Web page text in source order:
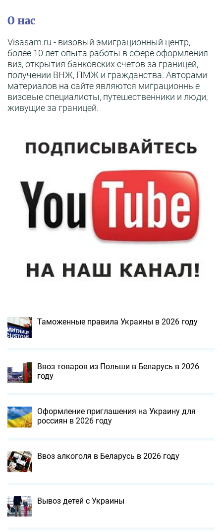
О нас
Visasam.ru - визовый эмиграционный центр,
более 10 лет опыта работы в сфере оформления
виз, открытия банковских счетов за границей,
получении ВНЖ, ПМЖ и гражданства. Авторами
материалов на сайте являются миграционные
визовые специалисты, путешественники и люди,
живущие за границей.
Таможенные правила Украины в 2026 году
Ввоз товаров из Польши в Беларусь в 2026
году
Оформление приглашения на Украину для
россиян в 2026 году
Ввоз алкоголя в Беларусь в 2026 году
Вывоз детей с Украины